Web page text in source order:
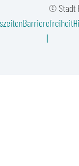
© Stadt
Barrierefreiheit